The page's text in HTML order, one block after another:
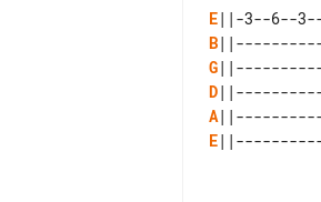
E
B
G
D
A
E